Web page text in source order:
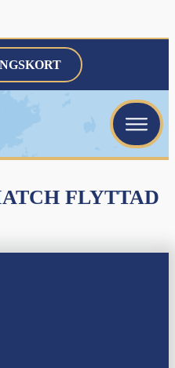
FLYTTAD